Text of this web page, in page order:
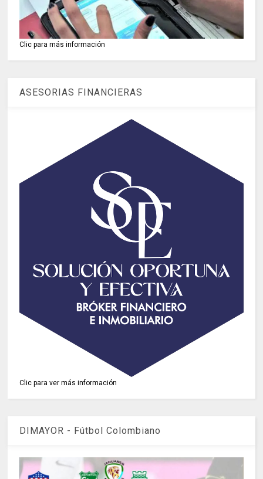
Clic para más información
ASESORIAS FINANCIERAS
Clic para ver más información
DIMAYOR - Fútbol Colombiano